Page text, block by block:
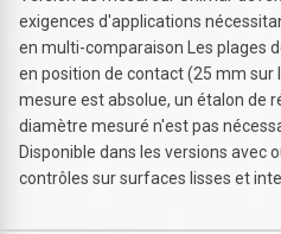
exigences d'applications
en multi-comparaison Les plages
en position de contact (25 mm sur
mesure est absolue, un étalon de
diamètre mesuré n'est pas
Disponible dans les versions avec
contrôles sur surfaces lisses et